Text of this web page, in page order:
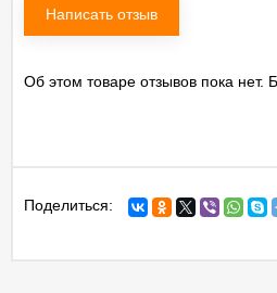
Написать отзыв
Об этом товаре отзывов пока нет.
Поделиться: